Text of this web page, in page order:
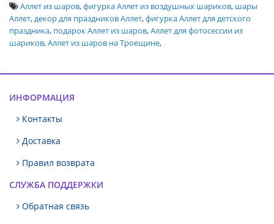
Аллет из шаров,фигурка Аллет из воздушных шариков, шары
Аллет,декор для праздников Аллет,фигурка Аллет для детского
праздника, подарок Аллет из шаров,Аллет для фотосессии из
шариков,Аллет из шаров на Троещине,
ИНФОРМАЦИЯ
Контакты
Доставка
Правил возврата
СЛУЖБА ПОДДЕРЖКИ
Обратная связь